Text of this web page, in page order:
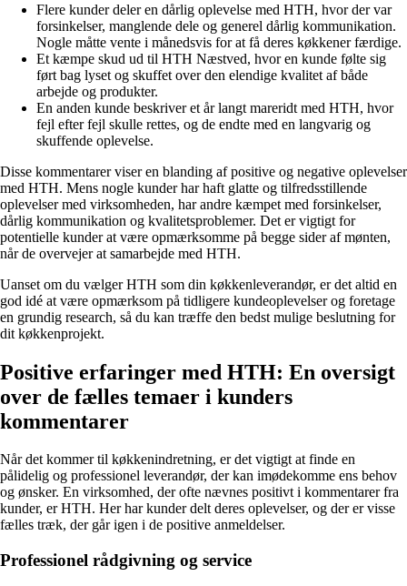
Flere kunder deler en dårlig oplevelse med HTH, hvor der var
forsinkelser, manglende dele og generel dårlig kommunikation.
Nogle måtte vente i månedsvis for at få deres køkkener færdige.
Et kæmpe skud ud til HTH Næstved, hvor en kunde følte sig
ført bag lyset og skuffet over den elendige kvalitet af både
arbejde og produkter.
En anden kunde beskriver et år langt mareridt med HTH, hvor
fejl efter fejl skulle rettes, og de endte med en langvarig og
skuffende oplevelse.
Disse kommentarer viser en blanding af positive og negative oplevelser
med HTH. Mens nogle kunder har haft glatte og tilfredsstillende
oplevelser med virksomheden, har andre kæmpet med forsinkelser,
dårlig kommunikation og kvalitetsproblemer. Det er vigtigt for
potentielle kunder at være opmærksomme på begge sider af mønten,
når de overvejer at samarbejde med HTH.
Uanset om du vælger HTH som din køkkenleverandør, er det altid en
god idé at være opmærksom på tidligere kundeoplevelser og foretage
en grundig research, så du kan træffe den bedst mulige beslutning for
dit køkkenprojekt.
Positive erfaringer med HTH: En oversigt
over de fælles temaer i kunders
kommentarer
Når det kommer til køkkenindretning, er det vigtigt at finde en
pålidelig og professionel leverandør, der kan imødekomme ens behov
og ønsker. En virksomhed, der ofte nævnes positivt i kommentarer fra
kunder, er HTH. Her har kunder delt deres oplevelser, og der er visse
fælles træk, der går igen i de positive anmeldelser.
Professionel rådgivning og service